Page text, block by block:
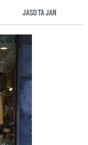
JASO TA JAN